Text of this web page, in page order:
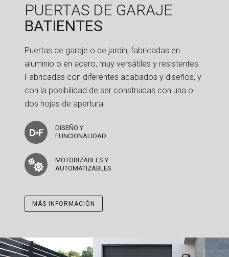
PUERTAS DE GARAJE
BATIENTES
Puertas de garaje o de jardín, fabricadas en
aluminio o en acero, muy versátiles y resistentes.
Fabricadas con diferentes acabados y diseños, y
con la posibilidad de ser construidas con una o
dos hojas de apertura.
DISEÑO Y
FUNCIONALIDAD
MOTORIZABLES Y
AUTOMATIZABLES
MÁS INFORMACIÓN